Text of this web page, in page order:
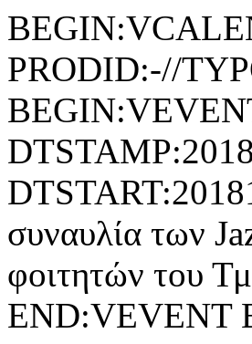
PRODID:-//
συναυλία των
φοιτητών του
END:VEVENT